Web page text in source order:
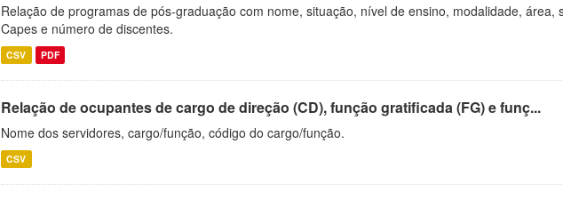
Relação de programas de pós-graduação com nome, situação, nível de ensino, modalidade, área,
Capes e número de discentes.
CSV PDF
Relação de ocupantes de cargo de direção (CD), função gratificada (FG) e funç...
Nome dos servidores, cargo/função, código do cargo/função.
CSV